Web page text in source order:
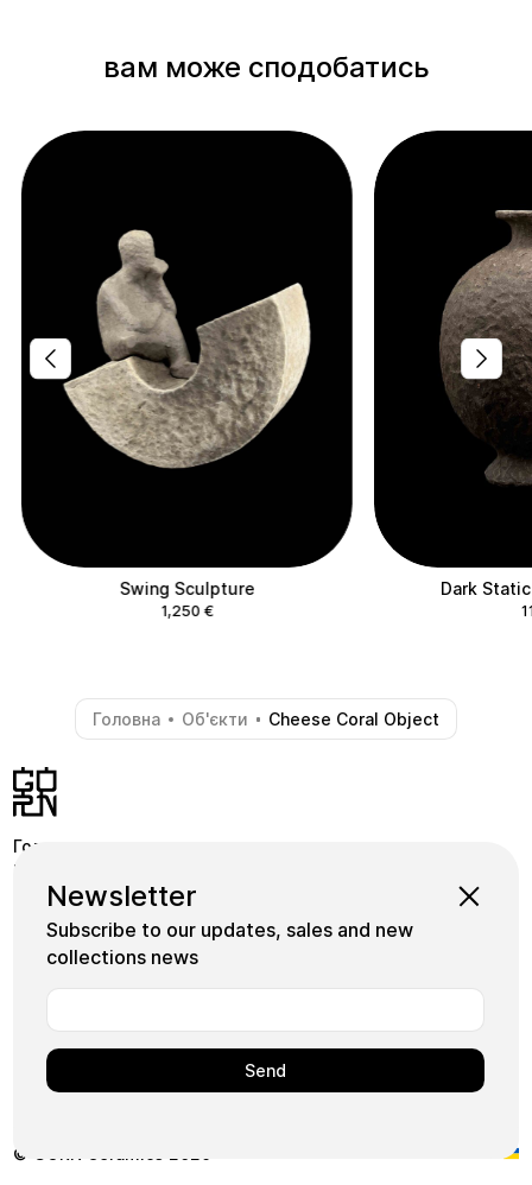
вам може сподобатись
Swing Sculpture
1,250€
Dark
Головна - Об'єкти - Cheese Coral Object
Користуючись нашим сайтом, ви погоджуєтесь на
використання нами файлів cookie.
Newsletter
Subscribe to our updates, sales and new
collections news
Головна
Крамниця
Школа
Коллекції
Майстри
Плитка
Instagram
+380739339155
© GORN Ceramics 2026